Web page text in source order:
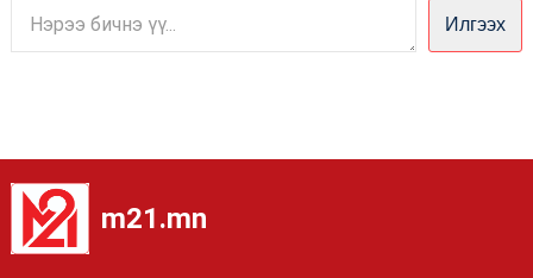
Илгээх
m21.mn